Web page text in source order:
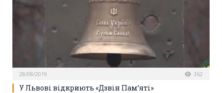
28/08/2019 362
У Львові відкриють «Дзвін Пам’яті»